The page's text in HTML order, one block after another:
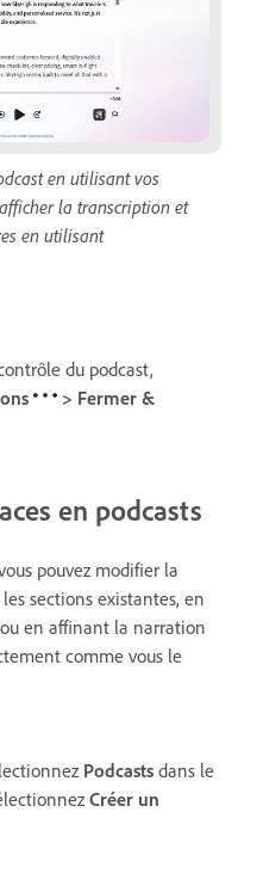
en utilisant vos
la transcription et
en utilisant
du podcast,
> Fermer &
en podcasts
pouvez modifier la
sections existantes, en
en affinant la narration
comme vous le
Podcasts dans le
Créer un